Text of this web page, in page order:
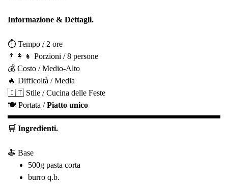
Informazione & Dettagli.
⏱️ Tempo / 2 ore
👨‍👩‍👧 Porzioni / 8 persone
💰 Costo / Medio-Alto
🔥 Difficoltà / Media
🇮🇹 Stile / Cucina delle Feste
🍽️ Portata /Piatto unico
🛒 Ingredienti.
🍝 Base
500g pasta corta
burro q.b.